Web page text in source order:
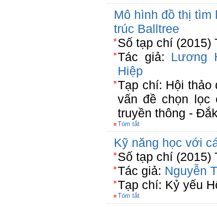
Mô hình đồ thị
trúc Balltree
Số tạp chí (2015)
Tác giả: Lương
Hiệp
Tạp chí: Hội thảo
vấn đề chọn lọc
truyền thông -
Tóm tắt
Kỹ năng học với
Số tạp chí (2015)
Tác giả: Nguyễn
Tạp chí: Kỷ yếu
Tóm tắt